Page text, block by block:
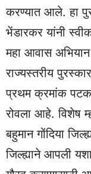
करण्यात आले. हा
भेंडारकर यांनी
महा आवास
राज्यस्तरीय
प्रथम क्रमांक
रोवला आहे. विशेष
बहुमान गोंदिया
जिल्ह्याने आपली